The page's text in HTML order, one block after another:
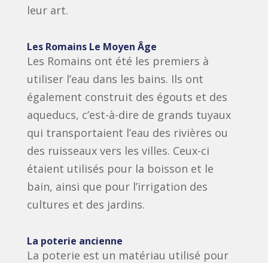
leur art.
Les Romains Le Moyen Âge
Les Romains ont été les premiers à
utiliser l’eau dans les bains. Ils ont
également construit des égouts et des
aqueducs, c’est-à-dire de grands tuyaux
qui transportaient l’eau des rivières ou
des ruisseaux vers les villes. Ceux-ci
étaient utilisés pour la boisson et le
bain, ainsi que pour l’irrigation des
cultures et des jardins.
La poterie ancienne
La poterie est un matériau utilisé pour